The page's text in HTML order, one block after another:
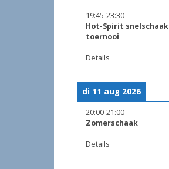
19:45-23:30
Hot-Spirit snelschaak
toernooi
Details
di 11 aug 2026
20:00-21:00
Zomerschaak
Details